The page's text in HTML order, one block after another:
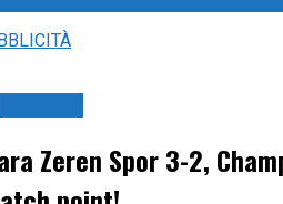
Zeren Spor 3-2,